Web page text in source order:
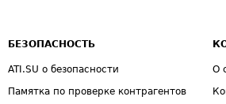
БЕЗОПАСНОСТЬ
ATI.SU о безопасности
Памятка по проверке контрагентов
О